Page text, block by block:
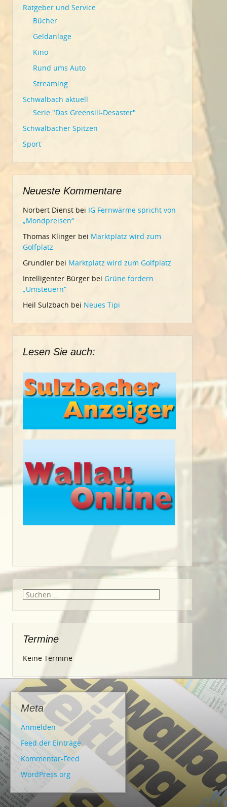
Ratgeber und Service
Bücher
Geldanlage
Kino
Rund ums Auto
Streaming
Schwalbach aktuell
Serie "Das Greensill-Desaster"
Schwalbacher Spitzen
Sport
Neueste Kommentare
Norbert Dienst bei IG Fernwärme spricht von
„Mondpreisen“
Thomas Klinger bei Marktplatz wird zum
Golfplatz
Grundler bei Marktplatz wird zum Golfplatz
Intelligenter Bürger bei Grüne fordern
„Umsteuern“
Heil Sulzbach bei Neues Tipi
Lesen Sie auch:
Suche
Termine
Keine Termine
Meta
Anmelden
Feed der Einträge
Kommentar-Feed
WordPress.org